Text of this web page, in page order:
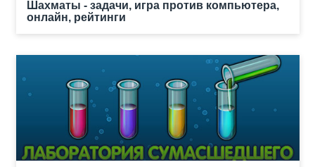
Шахматы - задачи, игра против компьютера,
онлайн, рейтинги